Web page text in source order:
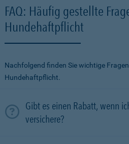
FAQ: Häufig gestellte
Hundehaftpflicht
Nachfolgend finden Sie wichtige
Hundehaftpflicht.
Gibt es einen Rabatt, wenn
versichere?